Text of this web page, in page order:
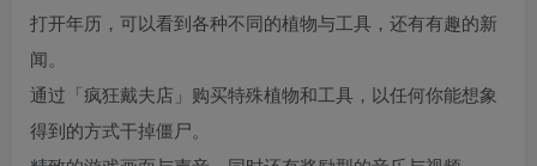
打开年历，可以看到各种不同的植物与工具，还有有趣的新
闻。
通过「疯狂戴夫店」购买特殊植物和工具，以任何你能想象
得到的方式干掉僵尸。